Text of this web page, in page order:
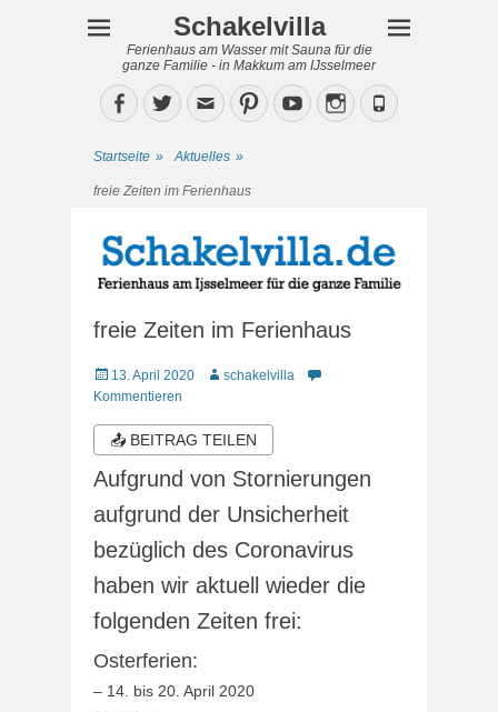
Schakelvilla
Ferienhaus am Wasser mit Sauna für die
ganze Familie - in Makkum am IJsselmeer
Facebook
TwitterEmailPinterestYouTubeInstagram
Phone
Startseite » Aktuelles »
freie Zeiten im Ferienhaus
freie Zeiten im Ferienhaus
Veröffentlicht
am
13. April 2020 Autorschakelvilla
Kommentieren
📤 BEITRAG TEILEN
Aufgrund von Stornierungen
aufgrund der Unsicherheit
bezüglich des Coronavirus
haben wir aktuell wieder die
folgenden Zeiten frei:
Osterferien:
– 14. bis 20. April 2020